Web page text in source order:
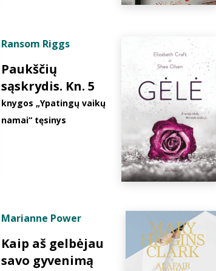
Ransom Riggs
Paukščių
sąskrydis. Kn. 5
knygos „Ypatingų vaikų
namai“ tęsinys
Marianne Power
Kaip aš gelbėjau
savo gyvenimą